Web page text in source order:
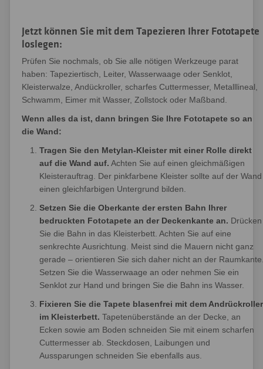
Jetzt können Sie mit dem Tapezieren Ihrer Fototapete
loslegen:
Prüfen Sie nochmals, ob Sie alle nötigen Werkzeuge parat
haben: Tapeziertisch, Leiter, Wasserwaage oder Senklot,
Kleisterwalze, Andückroller, scharfes Cuttermesser, Metalllineal,
Schwamm, Eimer mit Wasser, Zollstock oder Maßband.
Wenn alles da ist, dann bringen Sie Ihre Fototapete so an
die Wand:
Tragen Sie den Metylan-Kleister mit einer Rolle direkt
auf die Wand auf. Achten Sie auf einen gleichmäßigen
Kleisterauftrag. Der pinkfarbene Kleister sollte auf der Wand
einen gleichfarbigen Untergrund bilden.
Setzen Sie die Oberkante der ersten Bahn Ihrer
bedruckten Fototapete an der Deckenkante an. Drücken
Sie die Bahn in das Kleisterbett. Achten Sie auf eine
senkrechte Ausrichtung. Meist sind die Mauern nicht ganz
gerade – orientieren Sie sich daher nicht an der
Setzen Sie die Wasserwaage an oder nehmen Sie ein
Senklot zur Hand und bringen Sie die Bahn ins Wasser.
Fixieren Sie die Tapete blasenfrei mit dem Andrückroller
im Kleisterbett. Tapetenüberstände an der Decke, an
Ecken sowie am Boden schneiden Sie mit einem scharfen
Cuttermesser ab. Steckdosen, Laibungen und
Aussparungen schneiden Sie ebenfalls aus.